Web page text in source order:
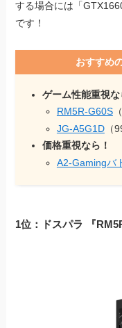
する場合には「
です！
おすすめ
ゲーム性能重視な
RM5R-G60S
JG-A5G1D（
価格重視なら！
A2-Gamingバ
1位：ドスパラ 『